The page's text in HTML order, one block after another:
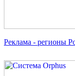
Реклама - регионы